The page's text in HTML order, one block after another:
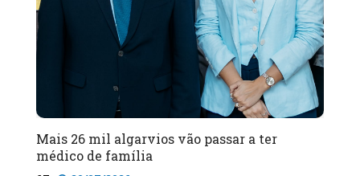
Mais 26 mil algarvios vão passar a ter
médico de família